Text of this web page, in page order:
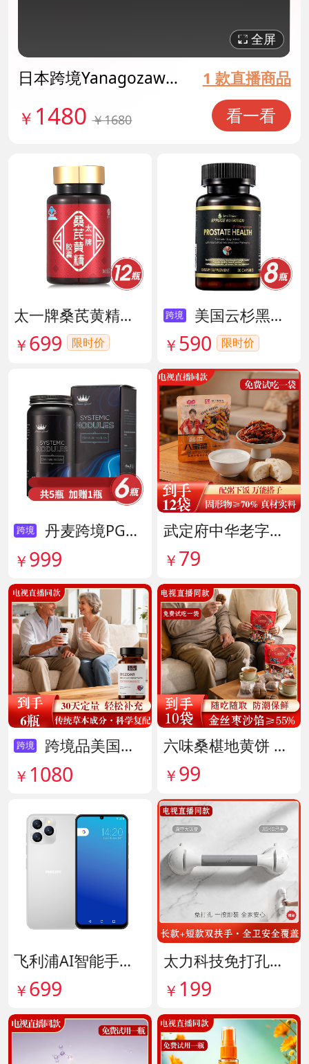
全屏
日本跨境Yanagozawa
987
1 款直播商品
￥ 1480 ￥1680 看一看
太一牌桑芪黄精胶囊 货号133159
￥ 699 限时价
跨境
美国云杉黑金前列腺素胶囊 货号136211
￥ 590 限时价
跨境
丹麦跨境PG结节消复合片 货号138605
￥ 999
武定府中华老字号酱香八宝菜超值组 货号142007
￥ 79
跨境
跨境品美国拜滋牛黄安神宝 货号141775
￥ 1080
六味桑椹地黄饼 货号142090
￥ 99
飞利浦AI智能手机 货号141882
￥ 699
太力科技免打孔多功能安全扶手 货号142101
￥ 199